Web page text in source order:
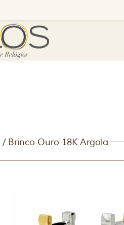
/ Brinco Ouro 18K Argola